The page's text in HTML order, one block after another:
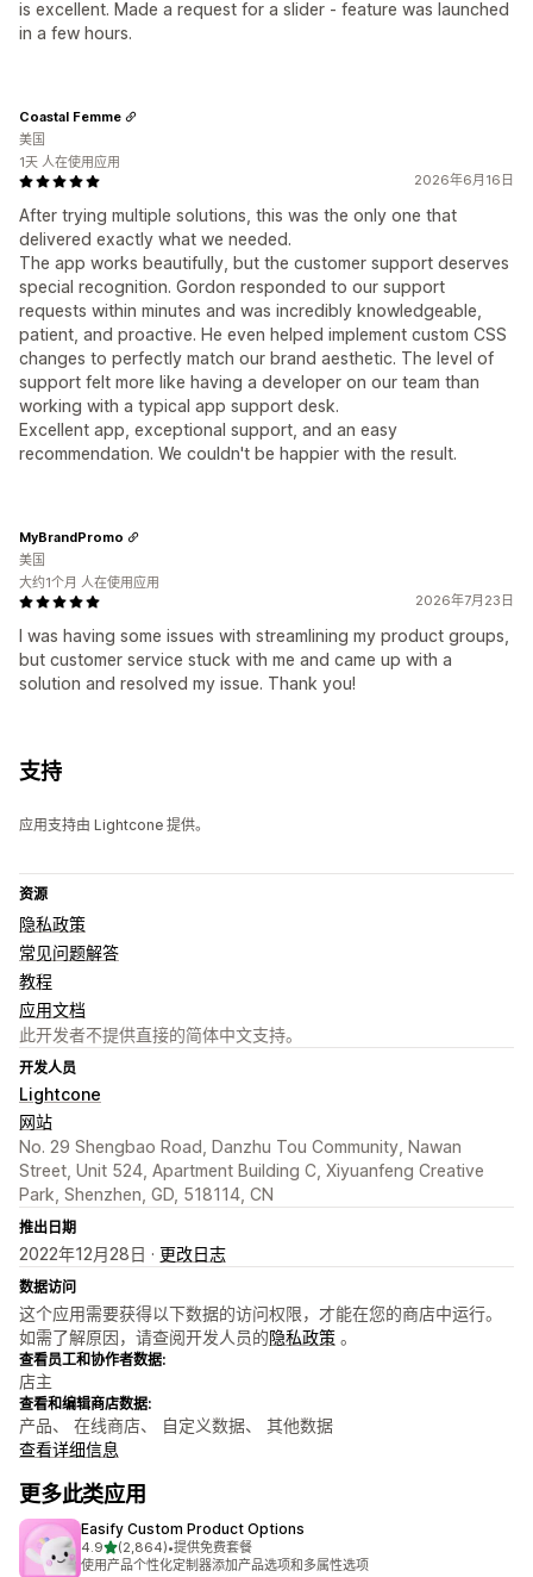
is excellent. Made a request for a slider - feature was launched
in a few hours.
2026年6月16日
After trying multiple solutions, this was the only one that
delivered exactly what we needed.
The app works beautifully, but the customer support deserves
special recognition. Gordon responded to our support
requests within minutes and was incredibly knowledgeable,
patient, and proactive. He even helped implement custom CSS
changes to perfectly match our brand aesthetic. The level of
support felt more like having a developer on our team than
working with a typical app support desk.
Excellent app, exceptional support, and an easy
recommendation. We couldn't be happier with the result.
Coastal Femme
美国
1天 人在使用应用
2026年7月23日
I was having some issues with streamlining my product groups,
but customer service stuck with me and came up with a
solution and resolved my issue. Thank you!
MyBrandPromo
美国
大约1个月 人在使用应用
支持
应用支持由 Lightcone 提供。
资源
隐私政策
常见问题解答
教程
应用文档
此开发者不提供直接的简体中文支持。
开发人员
Lightcone
网站
No. 29 Shengbao Road, Danzhu Tou Community, Nawan
Street, Unit 524, Apartment Building C, Xiyuanfeng Creative
Park, Shenzhen, GD, 518114, CN
推出日期
2022年12月28日 · 更改日志
数据访问
这个应用需要获得以下数据的访问权限，才能在您的商店中运行。
如需了解原因，请查阅开发人员的隐私政策 。
查看员工和协作者数据:
店主
查看和编辑商店数据:
产品、 在线商店、 自定义数据、 其他数据
查看详细信息
更多此类应用
Easify Custom Product Options
4.9星（满分 5 星）
(2,864)
总共 2864 条评论
•提供免费套餐
使用产品个性化定制器添加产品选项和多属性选项